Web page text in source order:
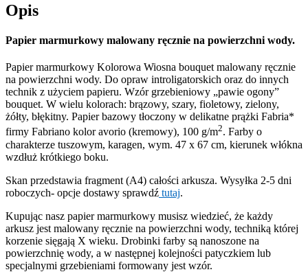
Opis
Papier marmurkowy malowany ręcznie na powierzchni wody.
Papier marmurkowy Kolorowa Wiosna bouquet malowany ręcznie
na powierzchni wody. Do opraw introligatorskich oraz do innych
technik z użyciem papieru. Wzór grzebieniowy „pawie ogony”
bouquet. W wielu kolorach: brązowy, szary, fioletowy, zielony,
żółty, błękitny. Papier bazowy tłoczony w delikatne prążki Fabria*
firmy Fabriano kolor avorio (kremowy), 100 g/m2. Farby o
charakterze tuszowym, karagen, wym. 47 x 67 cm, kierunek włókna
wzdłuż krótkiego boku.
Skan przedstawia fragment (A4) całości arkusza. Wysyłka 2-5 dni
roboczych- opcje dostawy sprawdź tutaj.
Kupując nasz papier marmurkowy musisz wiedzieć, że każdy
arkusz jest malowany ręcznie na powierzchni wody, techniką której
korzenie sięgają X wieku. Drobinki farby są nanoszone na
powierzchnię wody, a w następnej kolejności patyczkiem lub
specjalnymi grzebieniami formowany jest wzór.